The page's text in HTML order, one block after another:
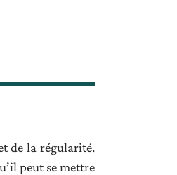
de la régularité.
peut se mettre